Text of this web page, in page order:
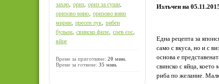
Излъчен на
Една рецепта за
само с вкуса, но и с
основа е
свинско с яйца, което
риба по желание.
захар, ориз, ориз за суши,
оризово вино, оризово вино
мирин, пресен лук, рибен
бульон, свинско филе, соев сос,
яйце
Време за приготвяне: 20 мин.
Време за готвене: 35 мин.